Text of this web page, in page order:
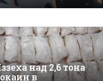
над 2,6 тона
в